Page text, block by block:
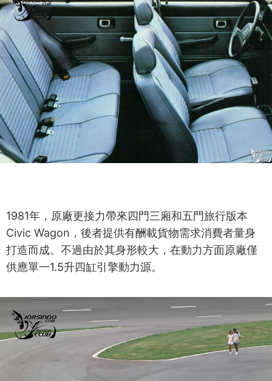
1981年，原廠更接力帶來四門三廂和五門旅行版本
Civic Wagon，後者提供有酬載貨物需求消費者量身
打造而成。不過由於其身形較大，在動力方面原廠僅
供應單一1.5升四缸引擎動力源。